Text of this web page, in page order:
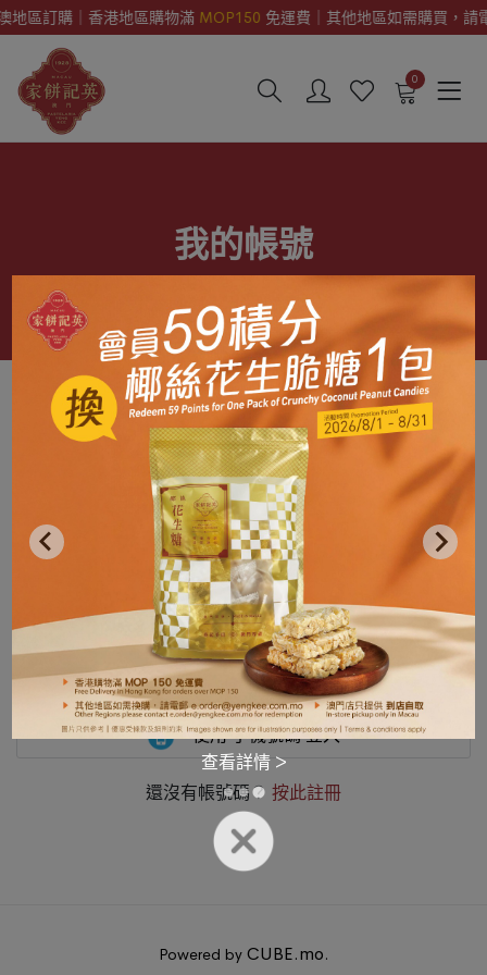
區訂購｜香港地區購物滿MOP150免運費｜其他地區如需購買，請電
0
查看詳情 >
我的帳號
登入 註冊
使用 Google 登入
使用 Facebook 登入
使用 Email 登入
使用 手機號碼 登入
還沒有帳號碼？ 按此註冊
Powered by CUBE.mo.